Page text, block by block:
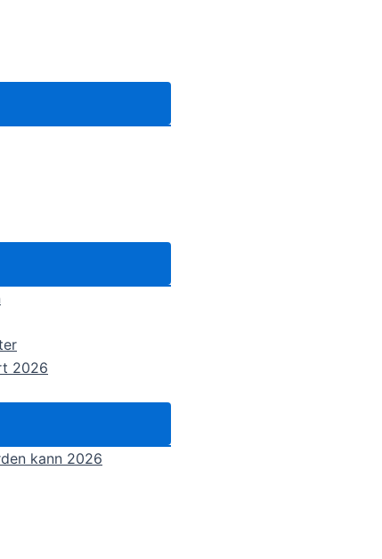
2026
kann 2026